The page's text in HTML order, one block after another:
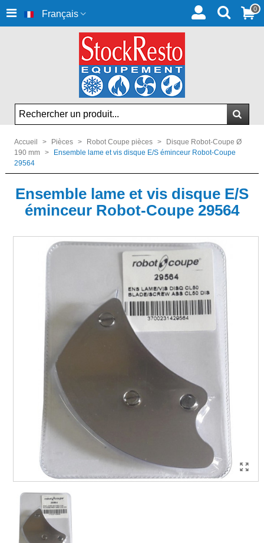
Français 0
Accueil > Pièces > Robot Coupe pièces >
Disque Robot-Coupe Ø
190 mm >
Ensemble lame et vis disque E/S éminceur Robot-Coupe
29564
Ensemble lame et vis disque E/S
éminceur Robot-Coupe 29564